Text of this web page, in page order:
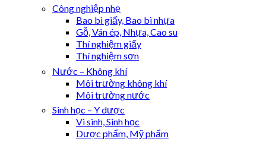
Công nghiệp nhẹ
Bao bì giấy, Bao bì nhựa
Gỗ, Ván ép, Nhựa, Cao su
Thí nghiệm giấy
Thí nghiệm sơn
Nước – Không khí
Môi trường không khí
Môi trường nước
Sinh học – Y dược
Vi sinh, Sinh học
Dược phẩm, Mỹ phẩm